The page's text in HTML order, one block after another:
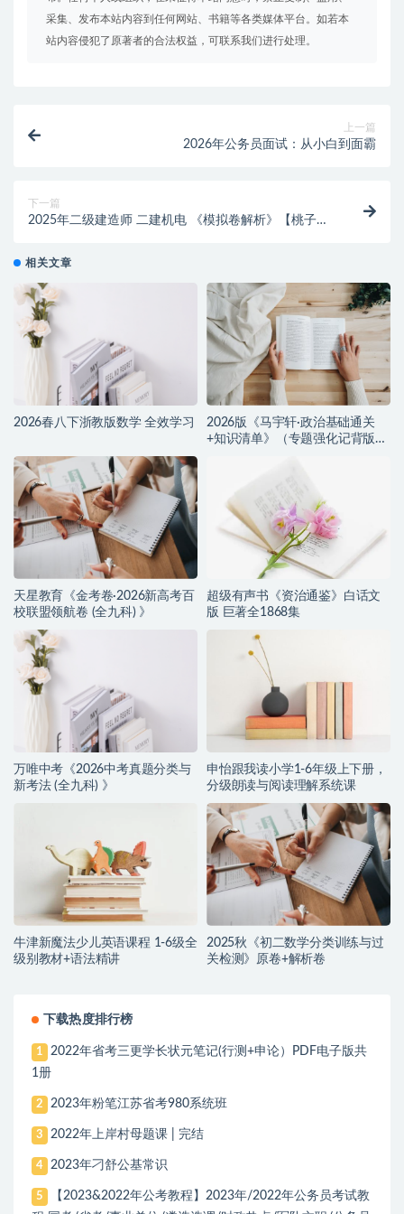
采集、发布本站内容到任何网站、书籍等各类媒体平台。如若本
站内容侵犯了原著者的合法权益，可联系我们进行处理。
上一篇
2026年公务员面试：从小白到面霸
下一篇
2025年二级建造师 二建机电 《模拟卷解析》【桃子老
相关文章
2026春八下浙教版数学 全效学习
2026版《马宇轩·政治基础通关
+知识清单》（专题强化记背版
天星教育《金考卷·2026新高考百
校联盟领航卷 (全九科) 》
超级有声书《资治通鉴》白话文
版 巨著全1868集
万唯中考《2026中考真题分类与
新考法 (全九科) 》
申怡跟我读小学1-6年级上下册，
分级朗读与阅读理解系统课
牛津新魔法少儿英语课程 1-6级全
级别教材+语法精讲
2025秋《初二数学分类训练与过
关检测》原卷+解析卷
下载热度排行榜
1
2022年省考三更学长状元笔记(行测+申论）PDF电子版共
1册
2 2023年粉笔江苏省考980系统班
3 2022年上岸村母题课 | 完结
4 2023年刁舒公基常识
5
【2023&2022年公考教程】2023年/2022年公务员考试教